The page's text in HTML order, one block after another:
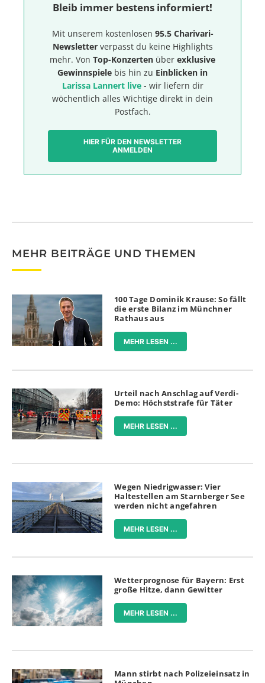
Bleib immer bestens informiert!
Mit unserem kostenlosen 95.5 Charivari-
Newsletterverpasst du keine Highlights
mehr. Von Top-Konzerten über exklusive
Gewinnspiele bis hin zu Einblicken in
Larissa Lannert live- wir liefern dir
wöchentlich alles Wichtige direkt in dein
Postfach.
HIER FÜR DEN NEWSLETTER
ANMELDEN
MEHR BEITRÄGE UND THEMEN
100 Tage Dominik Krause: So fällt
die erste Bilanz im Münchner
Rathaus aus
MEHR LESEN ...
Urteil nach Anschlag auf Verdi-
Demo: Höchststrafe für Täter
MEHR LESEN ...
Wegen Niedrigwasser: Vier
Haltestellen am Starnberger See
werden nicht angefahren
MEHR LESEN ...
Wetterprognose für Bayern: Erst
große Hitze, dann Gewitter
MEHR LESEN ...
Mann stirbt nach Polizeieinsatz in